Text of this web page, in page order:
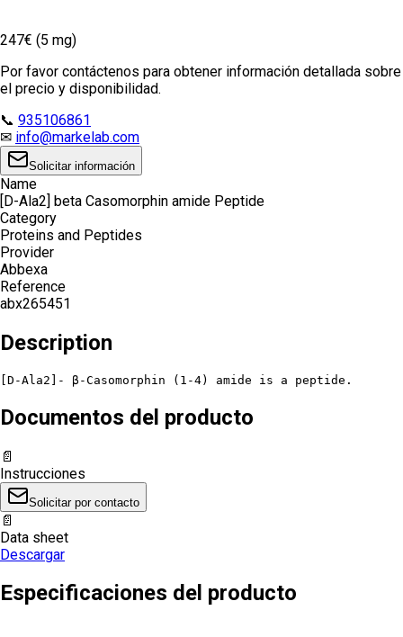
247€ (5 mg)
Por favor contáctenos para obtener información detallada sobre
el precio y disponibilidad.
📞 935106861
✉ info@markelab.com
Solicitar información
Name
[D-Ala2] beta Casomorphin amide Peptide
Category
Proteins and Peptides
Provider
Abbexa
Reference
abx265451
Description
[D-Ala2]- β-Casomorphin (1-4) amide is a peptide.
Documentos del producto
📄
Instrucciones
Solicitar por contacto
📄
Data sheet
Descargar
Especificaciones del producto